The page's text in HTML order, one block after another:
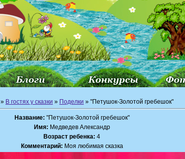
» В гостях у сказки » Поделки » "Петушок-Золотой гребешок"
Название: "Петушок-Золотой гребешок"
Имя: Медведев Александр
Возраст ребенка: 4
Комментарий: Моя любимая сказка